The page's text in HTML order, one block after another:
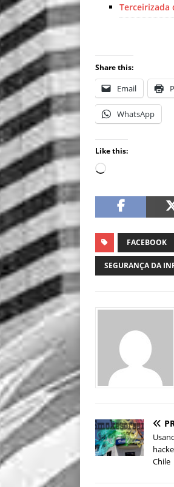
Terceirizada
Share this:
Email
WhatsApp
Like this:
FACEBOOK
SEGURANÇA DA
Chile